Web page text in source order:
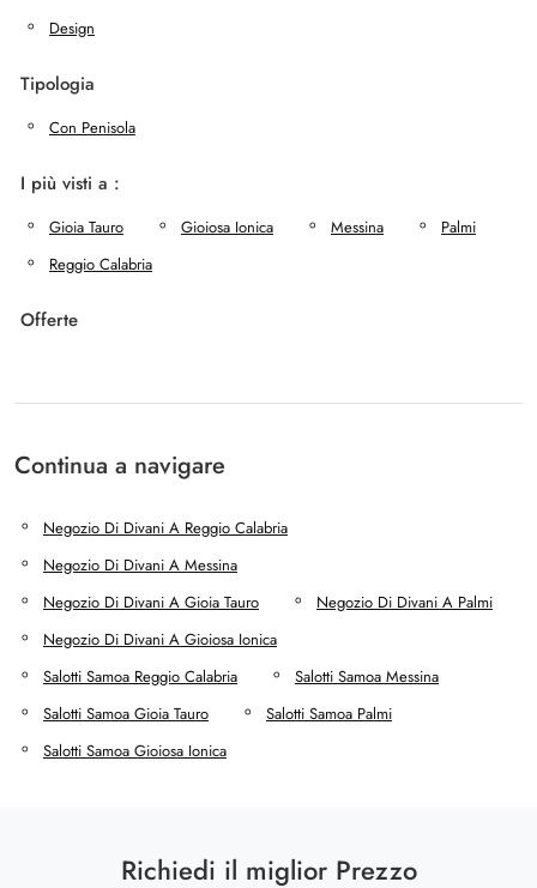
Design
Tipologia
Con Penisola
I più visti a :
Gioia Tauro Gioiosa Ionica Messina
Palmi
Reggio Calabria
Offerte
Continua a navigare
Negozio Di Divani A Reggio Calabria
Negozio Di Divani A Messina
Negozio Di Divani A Gioia Tauro
Negozio Di Divani A Palmi
Negozio Di Divani A Gioiosa Ionica
Salotti Samoa Reggio Calabria
Salotti Samoa Messina
Salotti Samoa Gioia Tauro
Salotti Samoa Palmi
Salotti Samoa Gioiosa Ionica
Richiedi il miglior Prezzo